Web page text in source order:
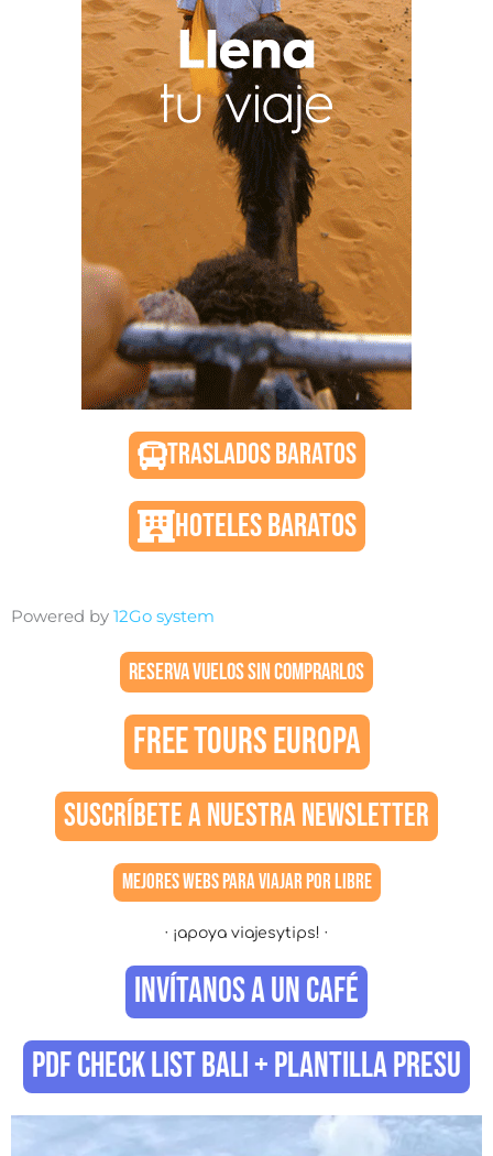
TRASLADOS BARATOS
HOTELES BARATOS
Powered by 12Go system
RESERVA VUELOS SIN COMPRARLOS
FREE TOURS EUROPA
SUSCRÍBETE A NUESTRA NEWSLETTER
MEJORES WEBS PARA VIAJAR POR LIBRE
· ¡apoya viajesytips! ·
INVÍTANOS A UN CAFÉ
PDF CHECK LIST BALI + PLANTILLA PRESU